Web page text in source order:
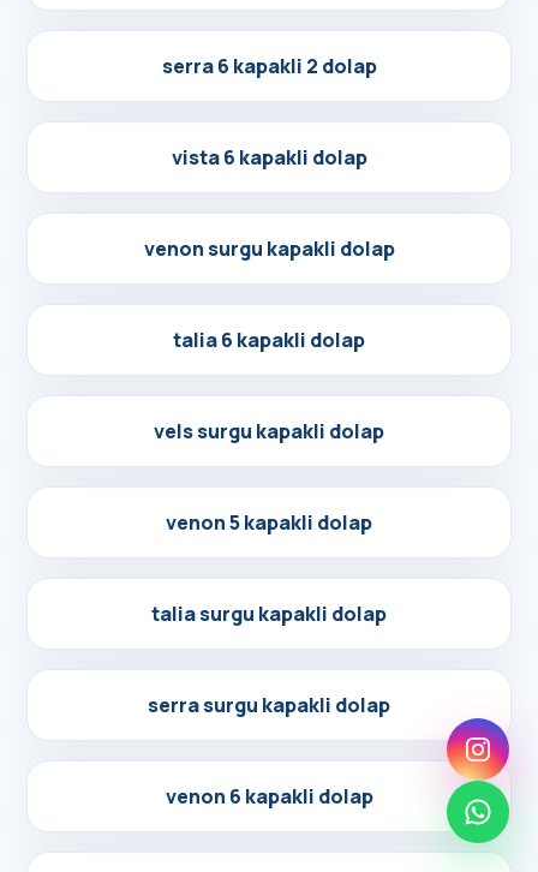
Detayları Gör
serra 6 kapakli 2 dolap
Detayları Gör
vista 6 kapakli dolap
Detayları Gör
venon surgu kapakli dolap
Detayları Gör
talia 6 kapakli dolap
Detayları Gör
vels surgu kapakli dolap
Detayları Gör
venon 5 kapakli dolap
Detayları Gör
talia surgu kapakli dolap
Detayları Gör
serra surgu kapakli dolap
Detayları Gör
venon 6 kapakli dolap